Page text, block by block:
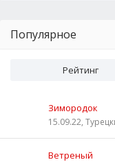
Популярное
Рейтинг
Зимородок
15.09.22,
Ветреный